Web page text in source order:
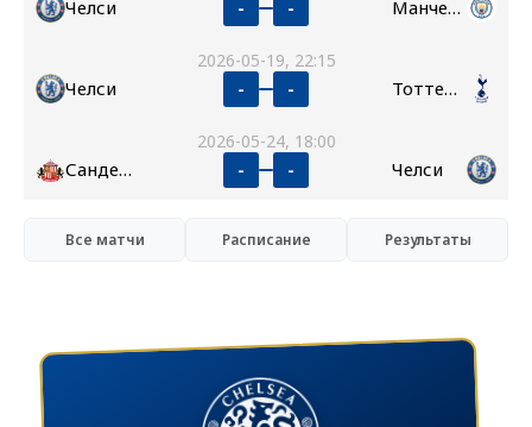
Челси - - Манчестер Сити
2026-05-19, 22:15
Челси - - Тоттенхэм
2026-05-24, 18:00
Сандерленд - - Челси
Все матчи Расписание Результаты